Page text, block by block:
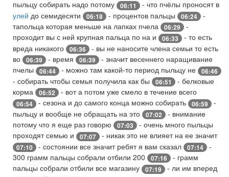
пыльцу собирать надо потому 06:11
- что пчёлы проносят в
улей до семидесяти 06:18 - процентов пальцы 06:24
-
тапольца которая меньше на лапках пчела
06:29
-
проходит вы с ней крупная пальца по на и
06:33
- то есть
вреда никакого
06:36
- вы не наносите члена семьи то есть
во
06:39 - время 06:39
- значит весеннего наращивание
пчелы
06:44 - можно там какой-то период пыльцу не 06:46
- собирать чтобы семья получила как бы 06:51
- белковые
корма
06:52 - вот а потом уже смело в течение всего
06:54 - сезона и до самого конца можно собирать 06:59
-
пыльцу и вообще не обращать на это
07:02
- внимание
потому что я еще раз говорю
07:03
- очень много пыльцы
проходят семью и
07:07 - никак это не влияет на ее значит
07:10 - состоянии все значит ребят я вам сказал 07:14
-
300 грамм пальцы собрали отбили 200
07:16
- грамм
пальцы собрали отбили все магазину
07:19
- ли им вперед